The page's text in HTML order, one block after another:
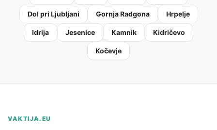
Dol pri Ljubljani Gornja Radgona Hrpelje
Idrija Jesenice Kamnik Kidričevo
Kočevje
VAKTIJA.EU